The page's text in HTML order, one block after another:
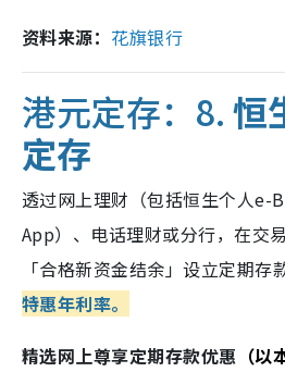
资料来源： 花旗银行
港元定存：8.恒
定存
透过网上理财（包括恒生个人
App）、电话理财或分行，在交
「合格新资金结余」设立定期存款
特惠年利率。
精选网上尊享定期存款优惠 （